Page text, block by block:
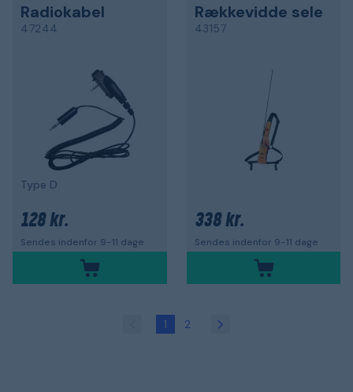
Radiokabel
47244
Type D
128 kr.
Sendes indenfor 9-11 dage
Rækkevidde sele
43157
338 kr.
Sendes indenfor 9-11 dage
1 2